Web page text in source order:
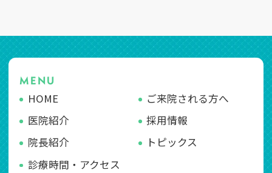
MENU
HOME
ご来院される方へ
医院紹介
採用情報
院長紹介
トピックス
診療時間・アクセス